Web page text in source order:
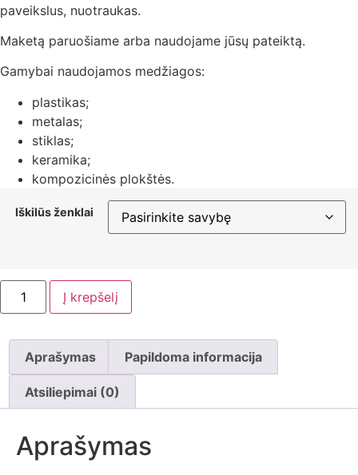
paveikslus, nuotraukas.
Maketą paruošiame arba naudojame jūsų pateiktą.
Gamybai naudojamos medžiagos:
plastikas;
metalas;
stiklas;
keramika;
kompozicinės plokštės.
Iškilūs ženklai
Į krepšelį
Aprašymas Papildoma informacija
Atsiliepimai (0)
Aprašymas